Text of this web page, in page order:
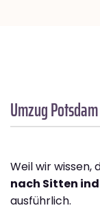
Umzug Potsdam
Weil wir wissen,
nach Sitten
ausführlich.